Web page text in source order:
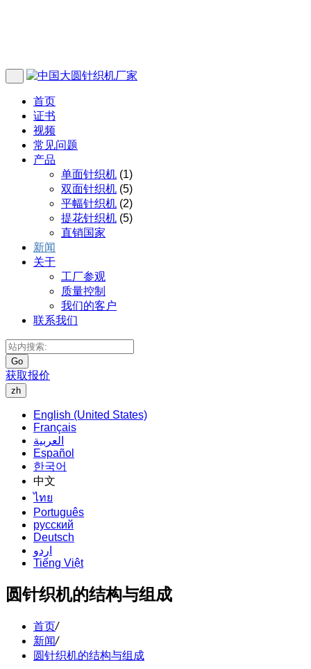
首页
证书
视频
常见问题
产品
单面针织机 (1)
双面针织机 (5)
平幅针织机 (2)
提花针织机 (5)
直销国家
新闻
关于
工厂参观
质量控制
我们的客户
联系我们
Go
获取报价
zh
English (United States)
Français
العربية
Español
한국어
中文
ไทย
Português
русский
Deutsch
اردو
Tiếng Việt
圆针织机的结构与组成
首页/
新闻/
圆针织机的结构与组成